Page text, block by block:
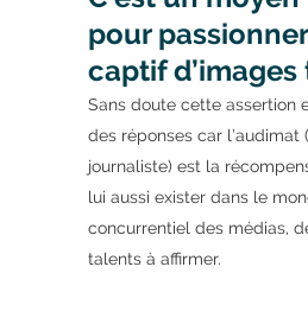
pour
captif d’images
Sans doute cette assertion
des réponses car l’audimat
journaliste) est la
lui aussi exister dans le
concurrentiel des médias,
talents à affirmer.